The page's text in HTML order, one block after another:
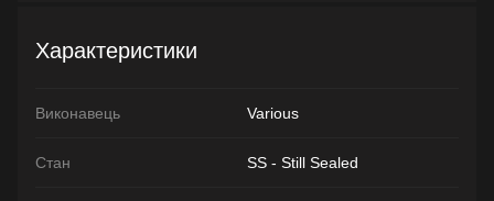
Характеристики
Виконавець Various
Стан SS - Still Sealed